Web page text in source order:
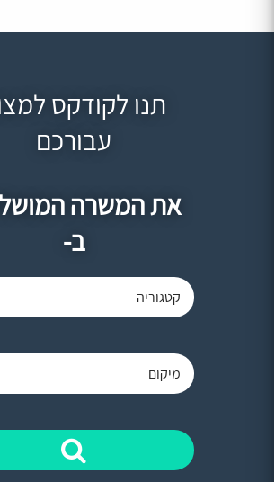
תנו לקודקס
עבורכם
את המשרה
ב-
קטגוריה
מיקום